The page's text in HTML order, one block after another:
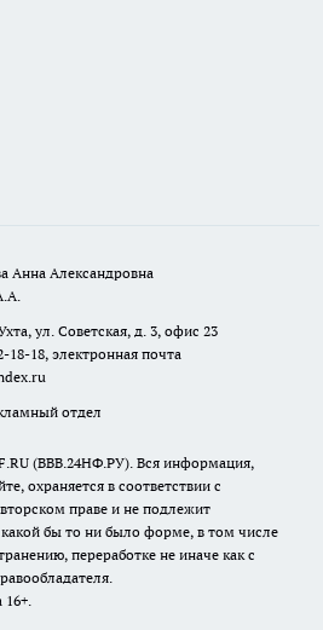
Анна Александровна
ул. Советская, д. 3, офис 23
18-18, электронная почта
отдел
(ВВВ.24НФ.РУ). Вся информация,
охраняется в соответствии с
праве и не подлежит
бы то ни было форме, в том числе
переработке не иначе как с
16+.